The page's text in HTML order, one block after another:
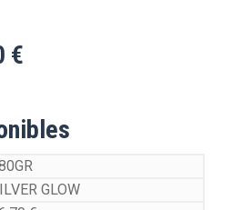
€
precios:
desde
10,90 €
hasta
GLOW